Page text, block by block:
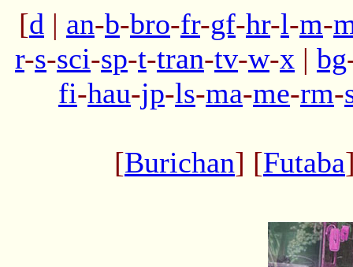
[d | an-b-bro-fr-gf-hr-l-m-
r-s-sci-sp-t-tran-tv-w-x | bg
fi-hau-jp-ls-ma-me-rm-
[Burichan] [Futaba